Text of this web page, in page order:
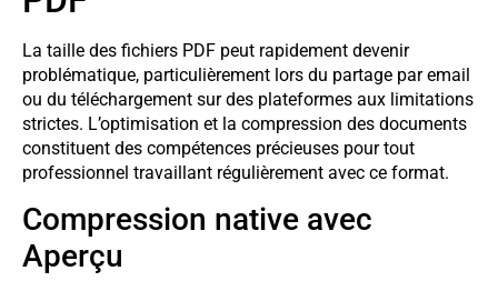
La taille des fichiers PDF peut rapidement devenir
problématique, particulièrement lors du partage par email
ou du téléchargement sur des plateformes aux limitations
strictes. L’optimisation et la compression des documents
constituent des compétences précieuses pour tout
professionnel travaillant régulièrement avec ce format.
Compression native avec
Aperçu